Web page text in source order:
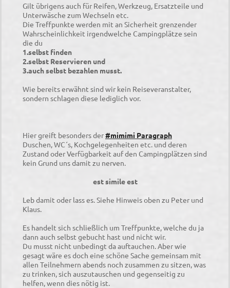
Gilt übrigens auch für Reifen, Werkzeug, Ersatzteile und
Unterwäsche zum Wechseln etc.
Die Treffpunkte werden mit an Sicherheit grenzender
Wahrscheinlichkeit irgendwelche Campingplätze sein
die du
1.selbst finden
2.selbst Reservieren und
3.auch selbst bezahlen musst.
Wie bereits erwähnt sind wir kein Reiseveranstalter,
sondern schlagen diese lediglich vor.
Hier greift besonders der#mimimi Paragraph
Duschen, WC´s, Kochgelegenheiten etc. und deren
Zustand oder Verfügbarkeit auf den Campingplätzen sind
kein Grund uns damit zu nerven.
est simile est
Leb damit oder lass es. Siehe Hinweis oben zu Peter und
Klaus.
Es handelt sich schließlich um Treffpunkte, welche du ja
dann auch selbst gebucht hast und nicht wir.
Du musst nicht unbedingt da auftauchen. Aber wie
gesagt wäre es doch eine schöne Sache gemeinsam mit
allen Teilnehmern abends noch zusammen zu sitzen, was
zu trinken, sich auszutauschen und gegenseitig zu
helfen, wenn dies nötig ist.